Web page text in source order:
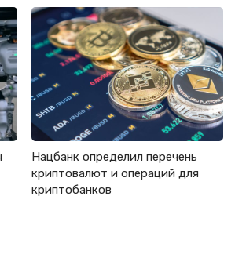
Нацбанк определил перечень
криптовалют и операций для
криптобанков